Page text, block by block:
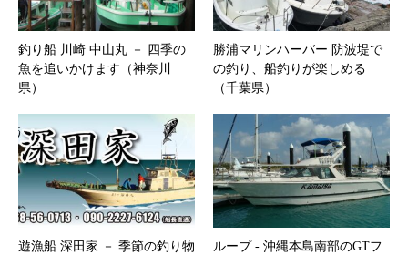
釣り船 川崎 中山丸 － 四季の
魚を追いかけます（神奈川
県）
勝浦マリンハーバー 防波堤で
の釣り、船釣りが楽しめる
（千葉県）
遊漁船 深田家 － 季節の釣り物
ループ ‐ 沖縄本島南部のGTフ